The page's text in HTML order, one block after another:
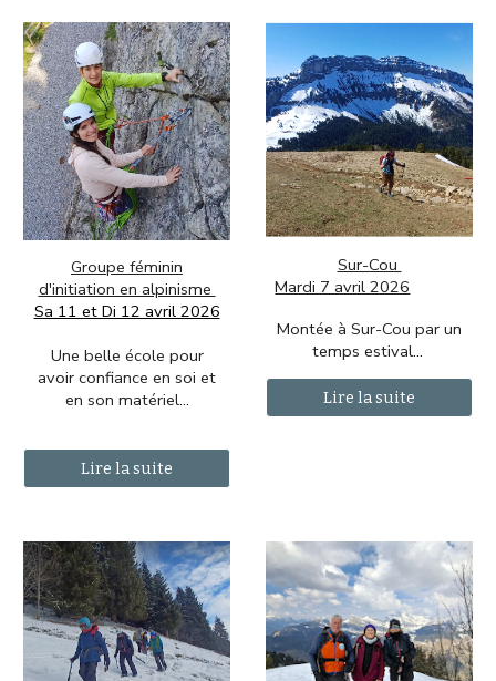
Groupe féminin
d'initiation en alpinisme
Sa 11 et Di 12 avril 2026
Une belle école pour
avoir confiance en soi et
en son matériel...
Lire la suite
Sur-Cou
Mardi 7 avril 2026
Montée à Sur-Cou par un
temps estival...
Lire la suite